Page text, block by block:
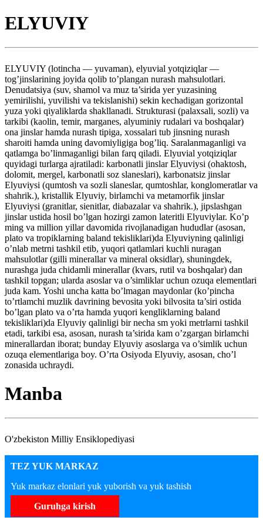
ELYUVIY
ELYUVIY (lotincha — yuvaman), elyuvial yotqiziqlar —
tog’jinslarining joyida qolib to’plangan nurash mahsulotlari.
Denudatsiya (suv, shamol va muz ta’sirida yer yuzasining
yemirilishi, yuvilishi va tekislanishi) sekin kechadigan gorizontal
yuza yoki qiyaliklarda shakllanadi. Strukturasi (palaxsali, sozli) va
tarkibi (kaolin, temir, marganes, alyuminiy rudalari va boshqalar)
ona jinslar hamda nurash tipiga, xossalari tub jinsning nurash
sharoiti hamda uning davomiyligiga bog’liq. Saralanmaganligi va
qatlamga bo’linmaganligi bilan farq qiladi. Elyuvial yotqiziqlar
quyidagi turlarga ajratiladi: karbonatli jinslar Elyuviysi (ohaktosh,
dolomit, mergel, karbonatli soz slaneslari), karbonatsiz jinslar
Elyuviysi (qumtosh va sozli slaneslar, qumtoshlar, konglomeratlar va
shahrik.), kristallik Elyuviy, birlamchi va metamorfik jinslar
Elyuviysi (granitlar, sienitlar, diabazalar va shahrik.), jipslashgan
jinslar ustida hosil bo’lgan hozirgi zamon lateritli Elyuviylar. Ko’p
ming va million yillar davomida rivojlanadigan hududlar (asosan,
plato va tropiklarning baland tekisliklari)da Elyuviyning qalinligi
o’nlab metrni tashkil etib, yuqori qatlamlari kuchli nuragan
mahsulotlar (gilli minerallar va mineral oksidlar), shuningdek,
nurashga juda chidamli minerallar (kvars, rutil va boshqalar) dan
tashkil topgan; ularda asoslar va o’simliklar uchun ozuqa elementlari
juda kam. Yoshi uncha katta bo’lmagan maydonlar (ko’pincha
to’rtlamchi muzlik davrining bevosita yoki bilvosita ta’siri ostida
bo’lgan plato va o’rta hamda yuqori kengliklarning baland
tekisliklari)da Elyuviy qalinligi bir necha sm yoki metrlarni tashkil
etadi, tarkibi esa, asosan, nurash ta’sirida kam o’zgargan birlamchi
minerallardan iborat; bunday Elyuviy asoslarga va o’simlik uchun
ozuqa elementlariga boy. O’rta Osiyoda Elyuviy, asosan, cho’l
zonasida uchraydi.
Manba
O'zbekiston Milliy Ensiklopediyasi
TEZ YUK MARKAZ
Yuk markaz elonlari yuk yuborish va yuk tashish
Guruhga kirish